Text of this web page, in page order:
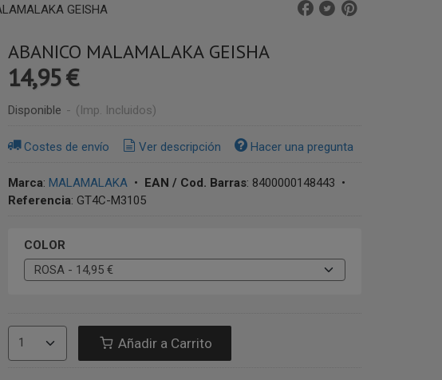
GEISHA
ABANICO MALAMALAKA GEISHA
14,95 €
Disponible - (Imp. Incluidos)
Costes de envío Ver descripción Hacer una pregunta
Marca: MALAMALAKA• EAN / Cod. Barras: 8400000148443 •
Referencia: GT4C-M3105
COLOR
Añadir a Carrito